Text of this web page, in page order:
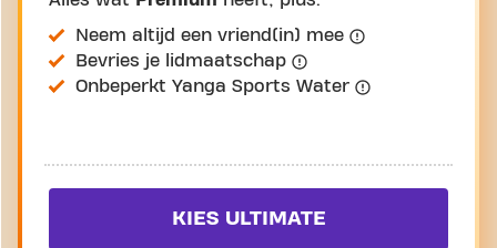
Neem altijd een vriend(in) mee
Bevries je lidmaatschap
Onbeperkt Yanga Sports Water
KIES ULTIMATE